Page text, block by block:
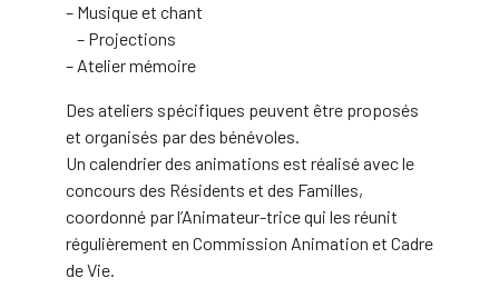
– Musique et chant
– Projections
– Atelier mémoire
Des ateliers spécifiques peuvent être proposés
et organisés par des bénévoles.
Un calendrier des animations est réalisé avec le
concours des Résidents et des Familles,
coordonné par l’Animateur-trice qui les réunit
régulièrement en Commission Animation et Cadre
de Vie.